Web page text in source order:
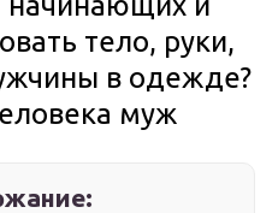
тело, руки,
в одежде?
муж